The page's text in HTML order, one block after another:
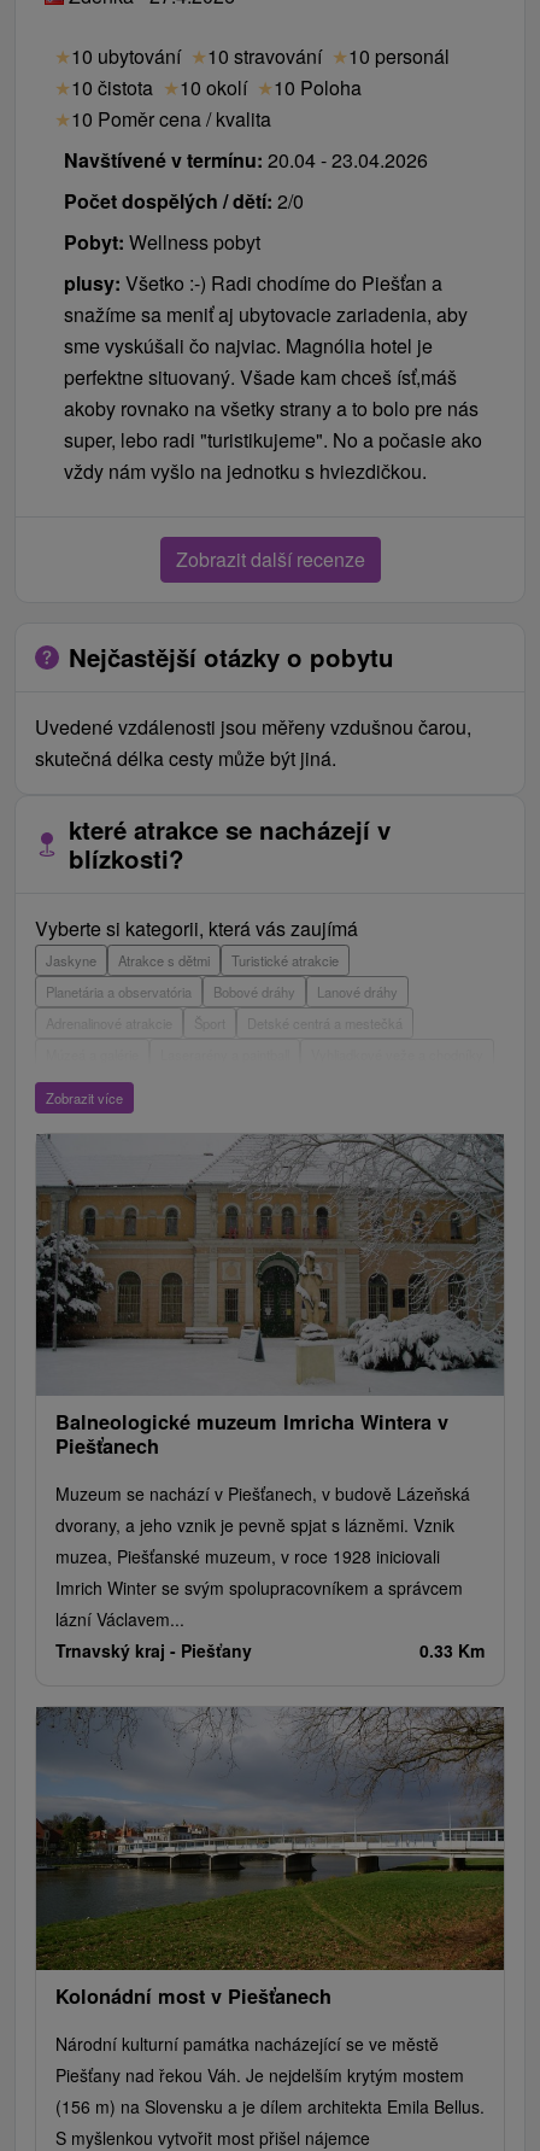
★10 ubytování ★10 stravování ★10 personál
★10 čistota ★10 okolí ★10 Poloha
★10 Poměr cena / kvalita
Navštívené v termínu: 20.04 - 23.04.2026
Počet dospělých / dětí: 2/0
Pobyt: Wellness pobyt
plusy: Všetko :-) Radi chodíme do Piešťan a
snažíme sa meniť aj ubytovacie zariadenia, aby
sme vyskúšali čo najviac. Magnólia hotel je
perfektne situovaný. Všade kam chceš ísť,máš
akoby rovnako na všetky strany a to bolo pre nás
super, lebo radi "turistikujeme". No a počasie ako
vždy nám vyšlo na jednotku s hviezdičkou.
Zobrazit další recenze
Nejčastější otázky o pobytu
Uvedené vzdálenosti jsou měřeny vzdušnou čarou,
skutečná délka cesty může být jiná.
které atrakce se nacházejí v
blízkosti?
Vyberte si kategorii, která vás zaujímá
Jaskyne Atrakce s dětmi
Turistické atrakcie
Planetária a observatória
Bobové dráhy
Lanové dráhy
Adrenalinové atrakcie
Detské centrá a mestečká
ZOO a zvieracie farmy
Mestské a zámocké parky
Technické pamiatky
Pamätníky
Vodopády
Drevené kostolíky Hrady, zámky, zrúcaniny
Skanzeny
Aquaparky, kúpaliská
Pramene Divadlá
Jazda na koni
Túry a turistické chodníky
Kaštiele Horské chaty
Sakrálne miesta
Plte, rafting, splavy
Architektonické stavby
Lyžiarske strediská
Golfové ihriská
Motokárové dráhy
Amfiteátre a kiná v prírode
Vínne cesty
Cyklotrasy
Zobrazit více
Balneologické muzeum Imricha Wintera v
Piešťanech
Muzeum se nachází v Piešťanech, v budově Lázeňská
dvorany, a jeho vznik je pevně spjat s lázněmi. Vznik
muzea, Piešťanské muzeum, v roce 1928 iniciovali
Imrich Winter se svým spolupracovníkem a správcem
lázní Václavem...
Trnavský kraj - Piešťany 0.33 Km
Kolonádní most v Piešťanech
Národní kulturní památka nacházející se ve městě
Piešťany nad řekou Váh. Je nejdelším krytým mostem
(156 m) na Slovensku a je dílem architekta Emila Bellus.
S myšlenkou vytvořit most přišel nájemce